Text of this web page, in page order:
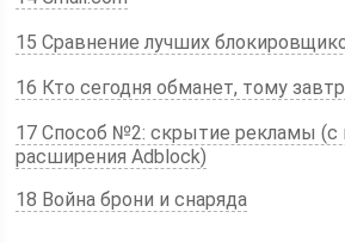
15 Сравнение лучших
16 Кто сегодня обманет, тому
17 Способ №2: скрытие рекламы
расширения Adblock)
18 Война брони и снаряда